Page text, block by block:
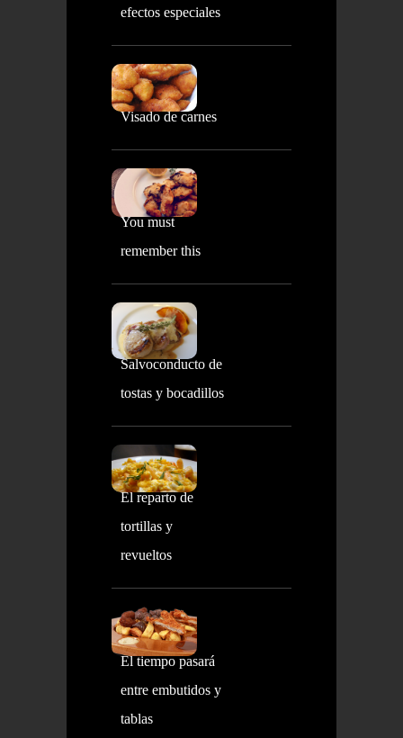
efectos especiales
Visado de carnes
You must
remember this
Salvoconducto de
tostas y bocadillos
El reparto de
tortillas y
revueltos
El tiempo pasará
entre embutidos y
tablas